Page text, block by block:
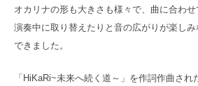
オカリナの形も大きさも様々で、曲に合わせ
演奏中に取り替えたりと音の広がりが楽し
できました。
「HiKaRi~未来へ続く道～」を作詞作曲され